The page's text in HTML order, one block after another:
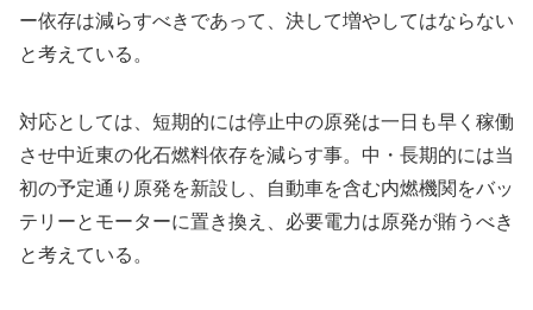
ー依存は減らすべきであって、決して増やしてはならない
と考えている。
対応としては、短期的には停止中の原発は一日も早く稼働
させ中近東の化石燃料依存を減らす事。中・長期的には当
初の予定通り原発を新設し、自動車を含む内燃機関をバッ
テリーとモーターに置き換え、必要電力は原発が賄うべき
と考えている。